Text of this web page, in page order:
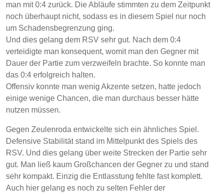
man mit 0:4 zurück. Die Abläufe stimmten zu dem Zeitpunkt
noch überhaupt nicht, sodass es in diesem Spiel nur noch
um Schadensbegrenzung ging.
Und dies gelang dem RSV sehr gut. Nach dem 0:4
verteidigte man konsequent, womit man den Gegner mit
Dauer der Partie zum verzweifeln brachte. So konnte man
das 0:4 erfolgreich halten.
Offensiv konnte man wenig Akzente setzen, hatte jedoch
einige wenige Chancen, die man durchaus besser hätte
nutzen müssen.
Gegen Zeulenroda entwickelte sich ein ähnliches Spiel.
Defensive Stabilität stand im Mittelpunkt des Spiels des
RSV. Und dies gelang über weite Strecken der Partie sehr
gut. Man ließ kaum Großchancen der Gegner zu und stand
sehr kompakt. Einzig die Entlasstung fehlte fast komplett.
Auch hier gelang es noch zu selten Fehler der